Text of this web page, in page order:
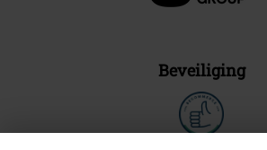
Beveiliging